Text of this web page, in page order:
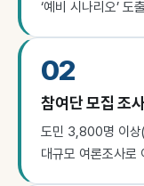
‘예비 시나리오’
02
참여단 모집 조
도민 3,800명 이상
대규모 여론조사로